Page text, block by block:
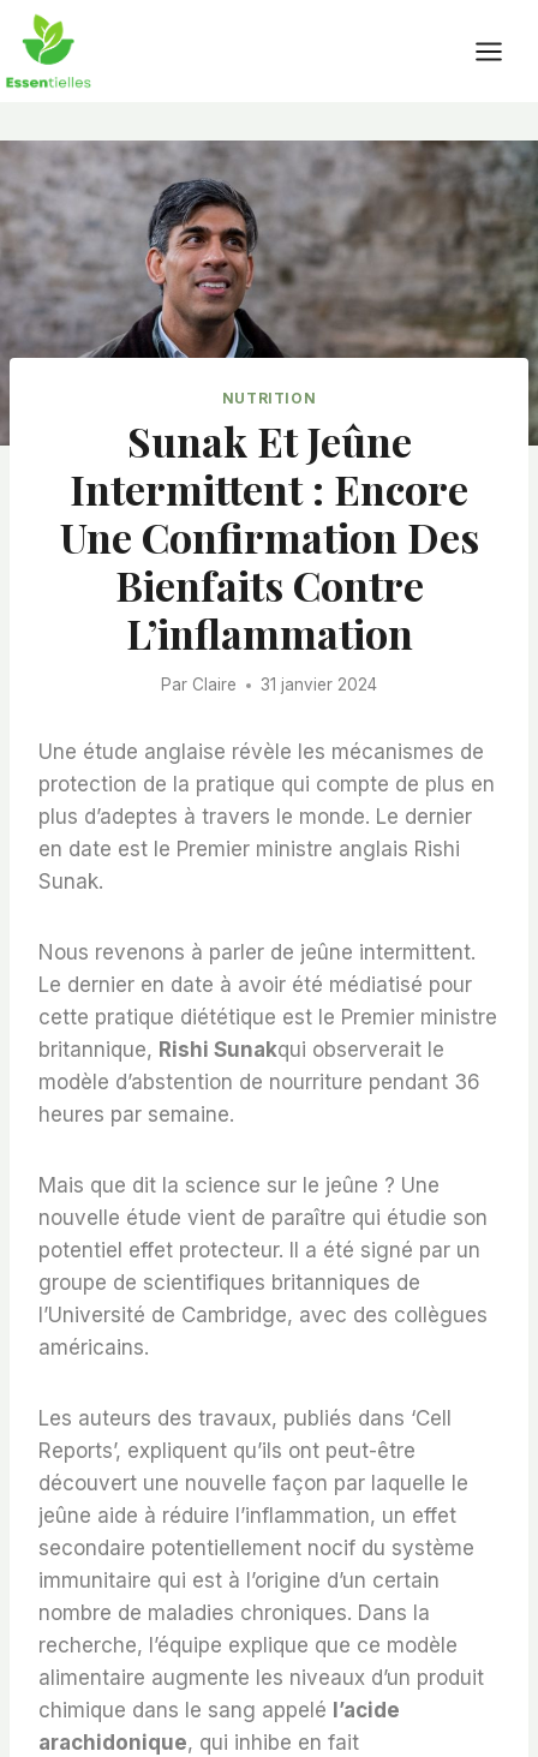
Skip
content
NUTRITION
Sunak Et Jeûne
Intermittent : Encore
Une Confirmation Des
Bienfaits Contre
L’inflammation
Par Claire 31 janvier 2024
Une étude anglaise révèle les mécanismes de
protection de la pratique qui compte de plus en
plus d’adeptes à travers le monde. Le dernier
en date est le Premier ministre anglais Rishi
Sunak.
Nous revenons à parler de jeûne intermittent.
Le dernier en date à avoir été médiatisé pour
cette pratique diététique est le Premier ministre
britannique, Rishi Sunakqui observerait le
modèle d’abstention de nourriture pendant 36
heures par semaine.
Mais que dit la science sur le jeûne ? Une
nouvelle étude vient de paraître qui étudie son
potentiel effet protecteur. Il a été signé par un
groupe de scientifiques britanniques de
l’Université de Cambridge, avec des collègues
américains.
Les auteurs des travaux, publiés dans ‘Cell
Reports’, expliquent qu’ils ont peut-être
découvert une nouvelle façon par laquelle le
jeûne aide à réduire l’inflammation, un effet
secondaire potentiellement nocif du système
immunitaire qui est à l’origine d’un certain
nombre de maladies chroniques. Dans la
recherche, l’équipe explique que ce modèle
alimentaire augmente les niveaux d’un produit
chimique dans le sang appelé l’acide
arachidonique, qui inhibe en fait